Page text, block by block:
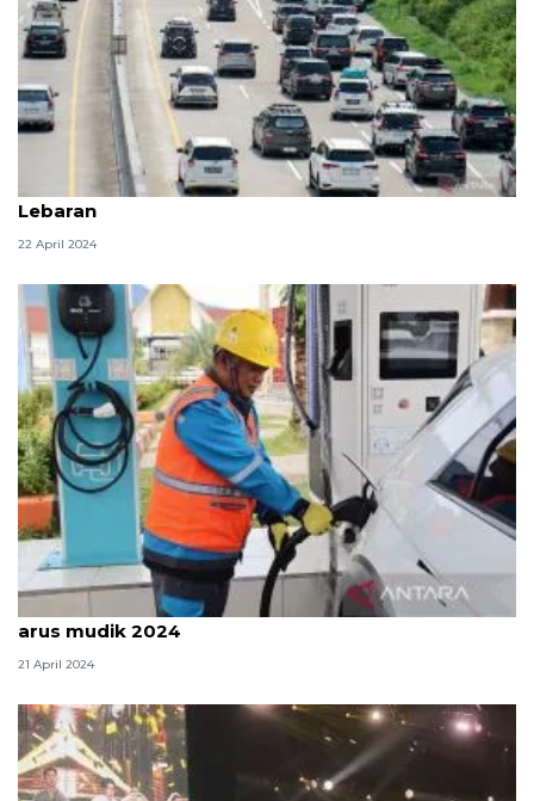
Potret Keselamatan di Jalan Tol Saat Mudik
Lebaran
22 April 2024
PLN: Transaksi di SPKLU naik lima kali lipat selama
arus mudik 2024
21 April 2024